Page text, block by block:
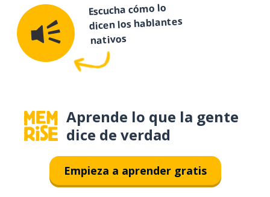
Escucha cómo lo
dicen los hablantes
nativos
Aprende lo que la gente
dice de verdad
Empieza a aprender gratis